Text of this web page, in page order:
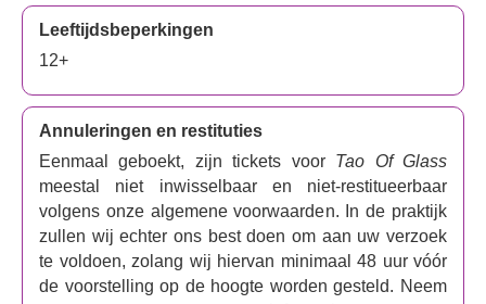
Leeftijdsbeperkingen
12+
Annuleringen en restituties
Eenmaal geboekt, zijn tickets voor Tao Of Glass
meestal niet inwisselbaar en niet-restitueerbaar
volgens onze algemene voorwaarden. In de praktijk
zullen wij echter ons best doen om aan uw verzoek
te voldoen, zolang wij hiervan minimaal 48 uur vóór
de voorstelling op de hoogte worden gesteld. Neem